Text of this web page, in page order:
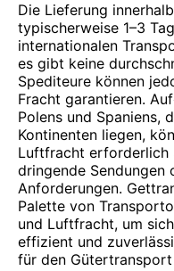
Die Lieferung
typischerweise 1–3
internationalen
es gibt keine
Spediteure können
Fracht garantieren.
Polens und Spaniens,
Kontinenten liegen,
Luftfracht erforderlich
dringende Sendungen
Anforderungen.
Palette von
und Luftfracht, um
effizient und
für den